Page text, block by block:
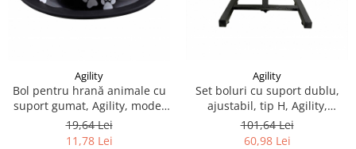
Agility
Bol pentru hrană animale cu
suport gumat, Agility, model
labute, diametru 19 cm,
Negru 400 ml
19,64 Lei
11,78 Lei
Agility
Set boluri cu suport dublu,
ajustabil, tip H, Agility,
diametru bol PC1408A, 16 cm
750 ml
101,64 Lei
60,98 Lei